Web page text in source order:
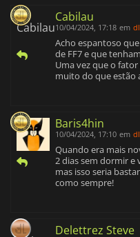
Cabilau
10/04/2024, 17:18 em
Acho espantoso
de FF7 e que
Uma vez que o
muito do que estão
Baris4hin
10/04/2024, 17:10 em
Quando era mais
2 dias sem dormir e
mas isso seria
como sempre!
Delettrez Steve